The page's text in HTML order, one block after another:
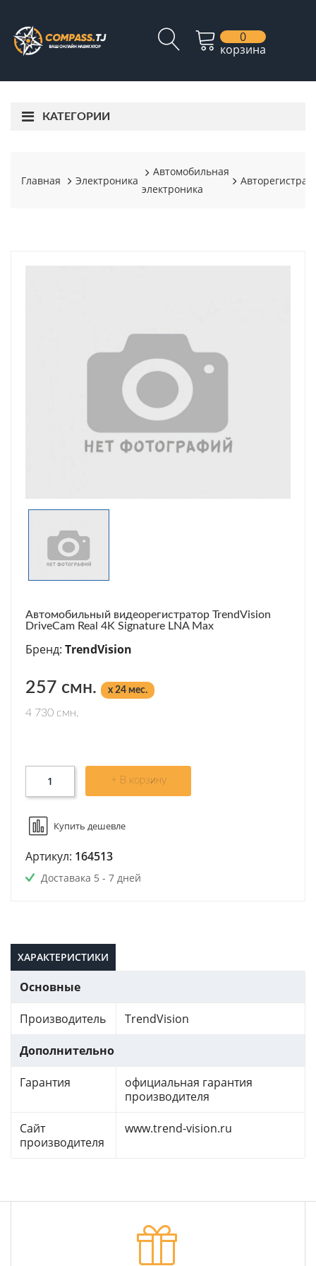
0
корзина
КАТЕГОРИИ
Главная Электроника
Автомобильная
электроника
Автомобильный видеорегистратор TrendVision
DriveCam Real 4K Signature LNA Max
Бренд: TrendVision
257 смн. x 24 мес.
4 730 смн.
+ В корзину
Купить дешевле
Артикул: 164513
Доставака 5 - 7 дней
ХАРАКТЕРИСТИКИ
Основные
Производитель TrendVision
Дополнительно
Гарантия
официальная гарантия
производителя
Сайт
производителя
www.trend-vision.ru